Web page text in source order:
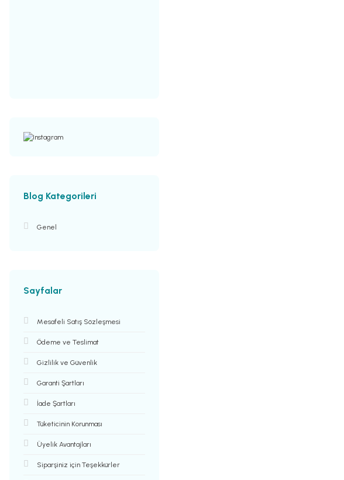
Blog Kategorileri
Genel
Sayfalar
Mesafeli Satış Sözleşmesi
Ödeme ve Teslimat
Gizlilik ve Güvenlik
Garanti Şartları
İade Şartları
Tüketicinin Korunması
Üyelik Avantajları
Siparşiniz için Teşekkürler